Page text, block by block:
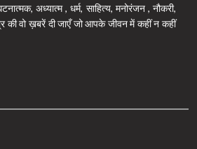
अध्यात्म , धर्म, साहित्य, मनोरंजन , नौकरी,
की वो ख़बरें दी जाएँ जो आपके जीवन में कहीं न कहीं